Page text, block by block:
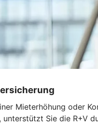
Mieterhöhung oder
Sie die R+V